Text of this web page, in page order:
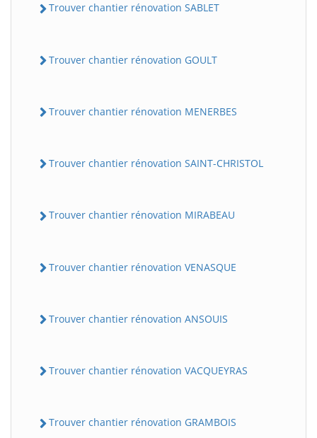
Trouver chantier rénovation SABLET
Trouver chantier rénovation GOULT
Trouver chantier rénovation MENERBES
Trouver chantier rénovation SAINT-CHRISTOL
Trouver chantier rénovation MIRABEAU
Trouver chantier rénovation VENASQUE
Trouver chantier rénovation ANSOUIS
Trouver chantier rénovation VACQUEYRAS
Trouver chantier rénovation GRAMBOIS